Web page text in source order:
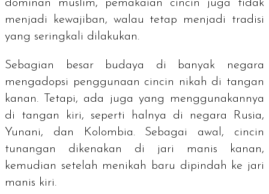
dominan muslim, pemakaian cincin juga tidak
menjadi kewajiban, walau tetap menjadi tradisi
yang seringkali dilakukan.
Sebagian besar budaya di banyak negara
mengadopsi penggunaan cincin nikah di tangan
kanan. Tetapi, ada juga yang menggunakannya
di tangan kiri, seperti halnya di negara Rusia,
Yunani, dan Kolombia. Sebagai awal, cincin
tunangan dikenakan di jari manis kanan,
kemudian setelah menikah baru dipindah ke jari
manis kiri.